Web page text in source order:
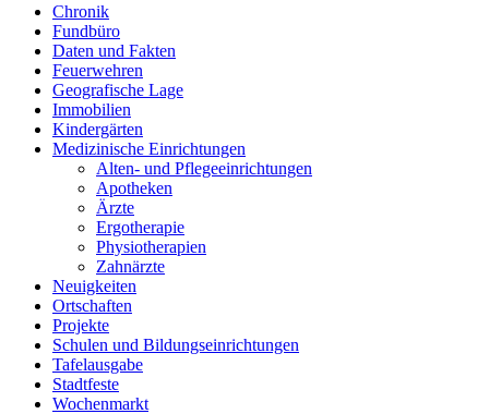
Chronik
Fundbüro
Daten und Fakten
Feuerwehren
Geografische Lage
Immobilien
Kindergärten
Medizinische Einrichtungen
Alten- und Pflegeeinrichtungen
Apotheken
Ärzte
Ergotherapie
Physiotherapien
Zahnärzte
Neuigkeiten
Ortschaften
Projekte
Schulen und Bildungseinrichtungen
Tafelausgabe
Stadtfeste
Wochenmarkt